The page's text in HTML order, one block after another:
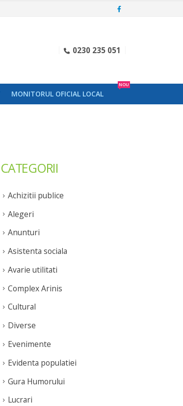
0230 235 051
MONITORUL OFICIAL LOCAL
NOU
CATEGORII
Achizitii publice
Alegeri
Anunturi
Asistenta sociala
Avarie utilitati
Complex Arinis
Cultural
Diverse
Evenimente
Evidenta populatiei
Gura Humorului
Lucrari